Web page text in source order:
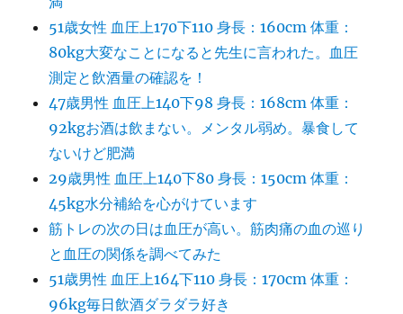
51歳女性 血圧上170下110 身長：160cm 体重：
80kg大変なことになると先生に言われた。血圧
測定と飲酒量の確認を！
47歳男性 血圧上140下98 身長：168cm 体重：
92kgお酒は飲まない。メンタル弱め。暴食して
ないけど肥満
29歳男性 血圧上140下80 身長：150cm 体重：
45kg水分補給を心がけています
筋トレの次の日は血圧が高い。筋肉痛の血の巡り
と血圧の関係を調べてみた
51歳男性 血圧上164下110 身長：170cm 体重：
96kg毎日飲酒ダラダラ好き